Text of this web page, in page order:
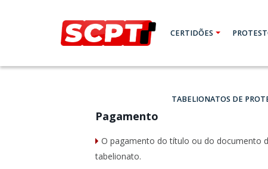
CERTIDÕES
TABELIONATOS DE
Pagamento
O pagamento do título ou do documento
tabelionato.